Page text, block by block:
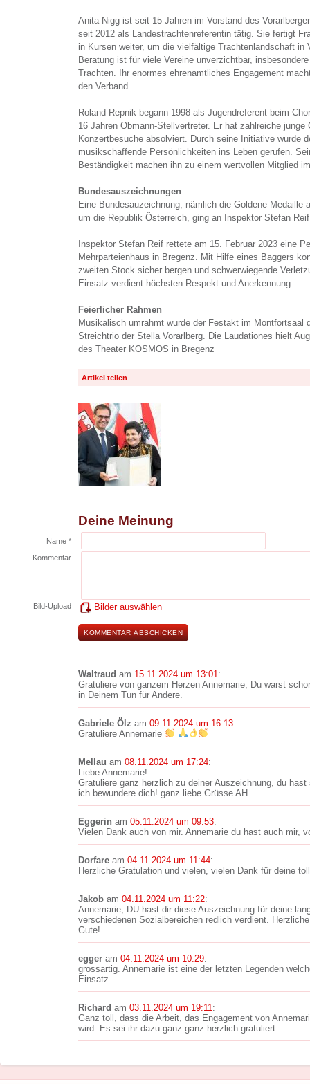
Anita Nigg ist seit 15 Jahren im Vorstand des
seit 2012 als Landestrachtenreferentin tätig. Sie fertigt
in Kursen weiter, um die vielfältige Trachtenlandschaft in
Beratung ist für viele Vereine unverzichtbar,
Trachten. Ihr enormes ehrenamtliches Engagement
den Verband.
Roland Repnik begann 1998 als Jugendreferent beim
16 Jahren Obmann-Stellvertreter. Er hat zahlreiche junge
Konzertbesuche absolviert. Durch seine Initiative wurde
musikschaffende Persönlichkeiten ins Leben gerufen.
Beständigkeit machen ihn zu einem wertvollen Mitglied
Bundesauszeichnungen
Eine Bundesauzeichnung, nämlich die Goldene Medaille
um die Republik Österreich, ging an Inspektor Stefan
Inspektor Stefan Reif rettete am 15. Februar 2023 eine
Mehrparteienhaus in Bregenz. Mit Hilfe eines Baggers
zweiten Stock sicher bergen und schwerwiegende
Einsatz verdient höchsten Respekt und Anerkennung.
Feierlicher Rahmen
Musikalisch umrahmt wurde der Festakt im Montfortsaal
Streichtrio der Stella Vorarlberg. Die Laudationes hielt
des Theater KOSMOS in Bregenz
Artikel teilen
Deine Meinung
Name *
Kommentar
Bild-Upload Bilder auswählen
Waltraud am 15.11.2024 um 13:01:
Gratuliere von ganzem Herzen Annemarie, Du warst
in Deinem Tun für Andere.
Gabriele Ölz am 09.11.2024 um 16:13:
Gratuliere Annemarie
Mellau am 08.11.2024 um 17:24:
Liebe Annemarie!
Gratuliere ganz herzlich zu deiner Auszeichnung, du
ich bewundere dich! ganz liebe Grüsse AH
Eggerin am 05.11.2024 um 09:53:
Vielen Dank auch von mir. Annemarie du hast auch mir,
Dorfare am 04.11.2024 um 11:44:
Herzliche Gratulation und vielen, vielen Dank für deine
Jakob am 04.11.2024 um 11:22:
Annemarie, DU hast dir diese Auszeichnung für deine
verschiedenen Sozialbereichen redlich verdient.
Gute!
egger am 04.11.2024 um 10:29:
grossartig. Annemarie ist eine der letzten Legenden
Einsatz
Richard am 03.11.2024 um 19:11:
Ganz toll, dass die Arbeit, das Engagement von
wird. Es sei ihr dazu ganz ganz herzlich gratuliert.